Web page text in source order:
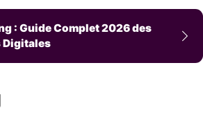
: Guide Complet 2026 des
Digitales